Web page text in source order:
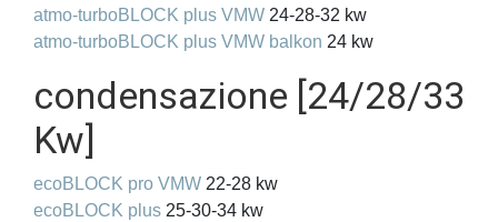
atmo-turboBLOCK plus VMW 24-28-32 kw
atmo-turboBLOCK plus VMW balkon 24 kw
condensazione [24/28/33
Kw]
ecoBLOCK pro VMW 22-28 kw
ecoBLOCK plus 25-30-34 kw